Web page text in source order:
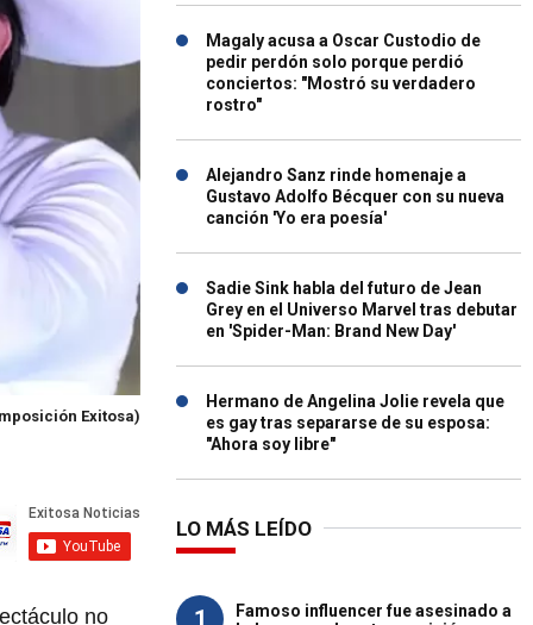
Exitosa)
no
Magaly acusa a Oscar Custodio de
pedir perdón solo porque perdió
conciertos: "Mostró su verdadero
rostro"
Alejandro Sanz rinde homenaje a
Gustavo Adolfo Bécquer con su nueva
canción 'Yo era poesía'
Sadie Sink habla del futuro de Jean
Grey en el Universo Marvel tras debutar
en 'Spider-Man: Brand New Day'
Hermano de Angelina Jolie revela que
es gay tras separarse de su esposa:
"Ahora soy libre"
LO MÁS LEÍDO
1
Famoso influencer fue asesinado a